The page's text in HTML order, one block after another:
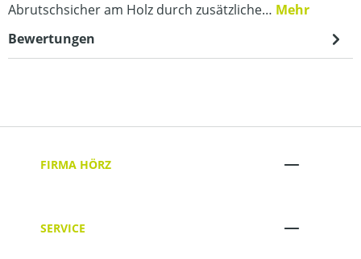
Abrutschsicher am Holz durch zusätzliche… Mehr
Bewertungen
FIRMA HÖRZ
SERVICE